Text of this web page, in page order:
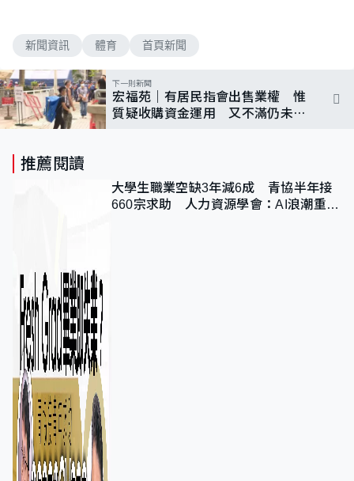
新聞資訊 體育 首頁新聞
下一則新聞
宏福苑｜有居民指會出售業權 惟
質疑收購資金運用 又不滿仍未召
推薦閱讀
大學生職業空缺3年減6成 青協半年接
660宗求助 人力資源學會：AI浪潮重整